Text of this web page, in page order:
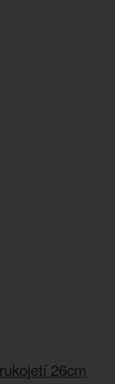
26cm